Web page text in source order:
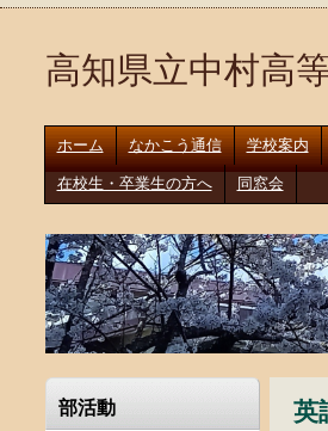
高知県立中村高
ホーム なかこう通信 学校案内
在校生・卒業生の方へ 同窓会
英
部活動